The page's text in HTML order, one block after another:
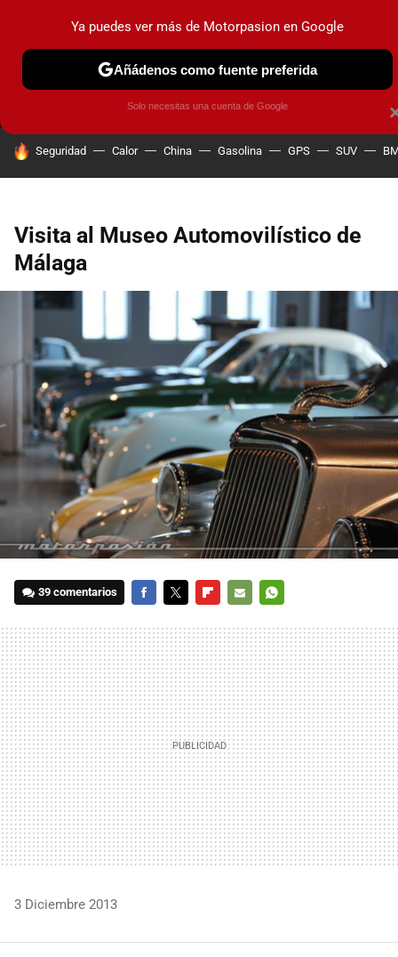
MENÚ NUEVO
COCHES ELÉCTRICOS OBSERVATORIO
HOY SE HABLA DE
Seguridad Calor China Gasolina GPS SUV
Visita al Museo Automovilístico de
Málaga
39 comentarios
MAIL
3 Diciembre 2013
Ya puedes ver más de Motorpasion en Google
Añádenos como fuente preferida
Solo necesitas una cuenta de Google